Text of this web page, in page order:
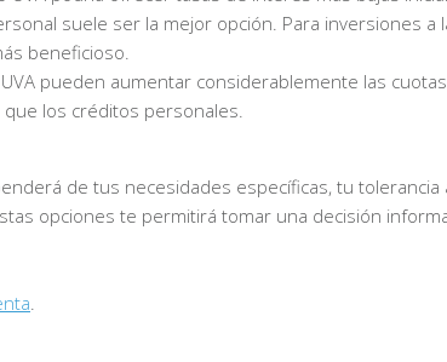
suele ser la mejor opción. Para inversiones a
beneficioso.
pueden aumentar considerablemente las
los créditos personales.
de tus necesidades específicas, tu tolerancia
opciones te permitirá tomar una decisión